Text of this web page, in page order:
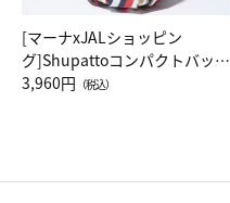
[マーナxJALショッピン
グ]Shupattoコンパクトバッグ
Drop JAL客室乗務員（LC）ス
3,960円 （税込）